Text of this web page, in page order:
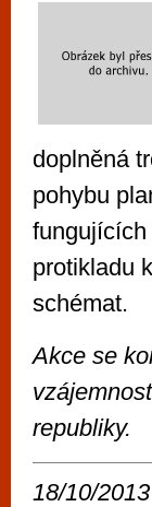
doplněná
pohybu
protikladu
schémat.
Akce se
republiky.
18/10/